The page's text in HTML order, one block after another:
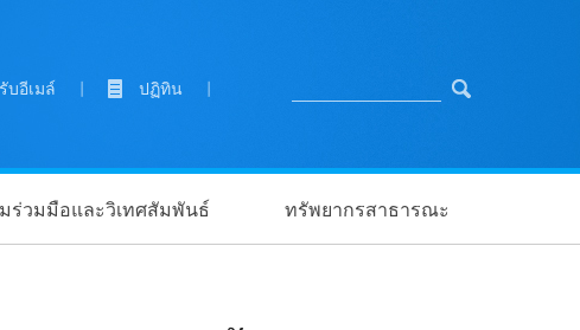
บอีเมล์ ปฏิทิน
ร่วมมือและวิเทศสัมพันธ์ ทรัพยากรสาธารณะ